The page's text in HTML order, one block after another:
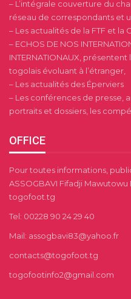
– L’intégrale couverture du
réseau de correspondants et
– Les actualités de la FTF et la
– ECHOS DE NOS
INTERNATIONAUX,
togolais évoluant à l’étranger,
– Les actualités des Éperviers
– Les conférences de presse,
portraits et dossiers, les
OFFICE
Pour toutes informations,
ASSOGBAVI Fifadji
togofoot.tg
Tel: 00228 90 24 29 40
Mail: assogbavi83@yahoo.fr
contacts@togofoot.tg
togofootinfo2@gmail.com